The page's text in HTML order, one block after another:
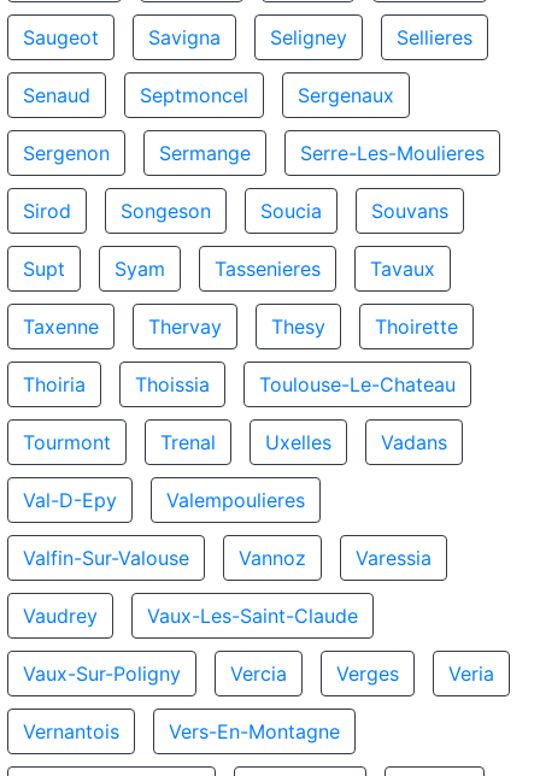
Saugeot Savigna Seligney Sellieres
Senaud Septmoncel Sergenaux
Sergenon Sermange Serre-Les-Moulieres
Sirod Songeson Soucia Souvans
Supt Syam Tassenieres Tavaux
Taxenne Thervay Thesy Thoirette
Thoiria Thoissia Toulouse-Le-Chateau
Tourmont Trenal Uxelles Vadans
Val-D-Epy Valempoulieres
Valfin-Sur-Valouse Vannoz Varessia
Vaudrey Vaux-Les-Saint-Claude
Vaux-Sur-Poligny Vercia Verges Veria
Vernantois Vers-En-Montagne